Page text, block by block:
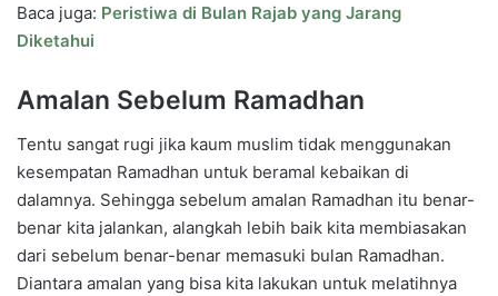
Baca juga: Peristiwa di Bulan Rajab yang Jarang
Diketahui
Amalan Sebelum Ramadhan
Tentu sangat rugi jika kaum muslim tidak menggunakan
kesempatan Ramadhan untuk beramal kebaikan di
dalamnya. Sehingga sebelum amalan Ramadhan itu benar-
benar kita jalankan, alangkah lebih baik kita membiasakan
dari sebelum benar-benar memasuki bulan Ramadhan.
Diantara amalan yang bisa kita lakukan untuk melatihnya